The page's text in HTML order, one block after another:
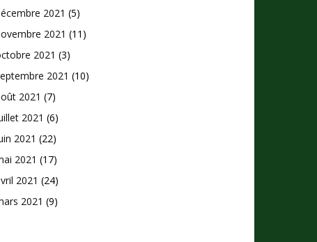
2021 (5)
2021 (11)
2021 (3)
2021 (10)
2021 (7)
2021 (6)
2021 (22)
2021 (17)
2021 (24)
2021 (9)